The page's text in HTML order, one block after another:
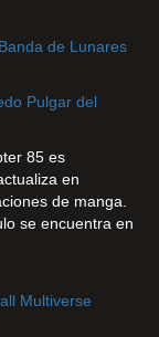
de Lunares
Pulgar del
85 es
en
de manga.
se encuentra en
Multiverse